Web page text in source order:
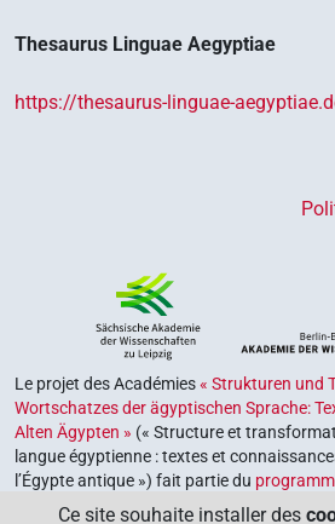
Thesaurus Linguae Aegyptiae
https://thesaurus-linguae-
Le projet des Académies« Strukturen und
Wortschatzes der ägyptischen Sprache:
Alten Ägypten » (« Structure et
langue égyptienne : textes et
l’Égypte antique ») fait partie du
le gouvernement fédéral et les
Ce site souhaite installer des